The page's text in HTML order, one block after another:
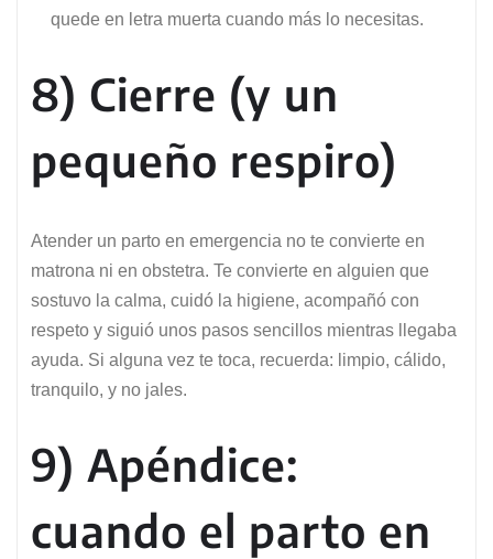
quede en letra muerta cuando más lo necesitas.
8) Cierre (y un
pequeño respiro)
Atender un parto en emergencia no te convierte en
matrona ni en obstetra. Te convierte en alguien que
sostuvo la calma, cuidó la higiene, acompañó con
respeto y siguió unos pasos sencillos mientras llegaba
ayuda. Si alguna vez te toca, recuerda: limpio, cálido,
tranquilo, y no jales.
9) Apéndice:
cuando el parto en